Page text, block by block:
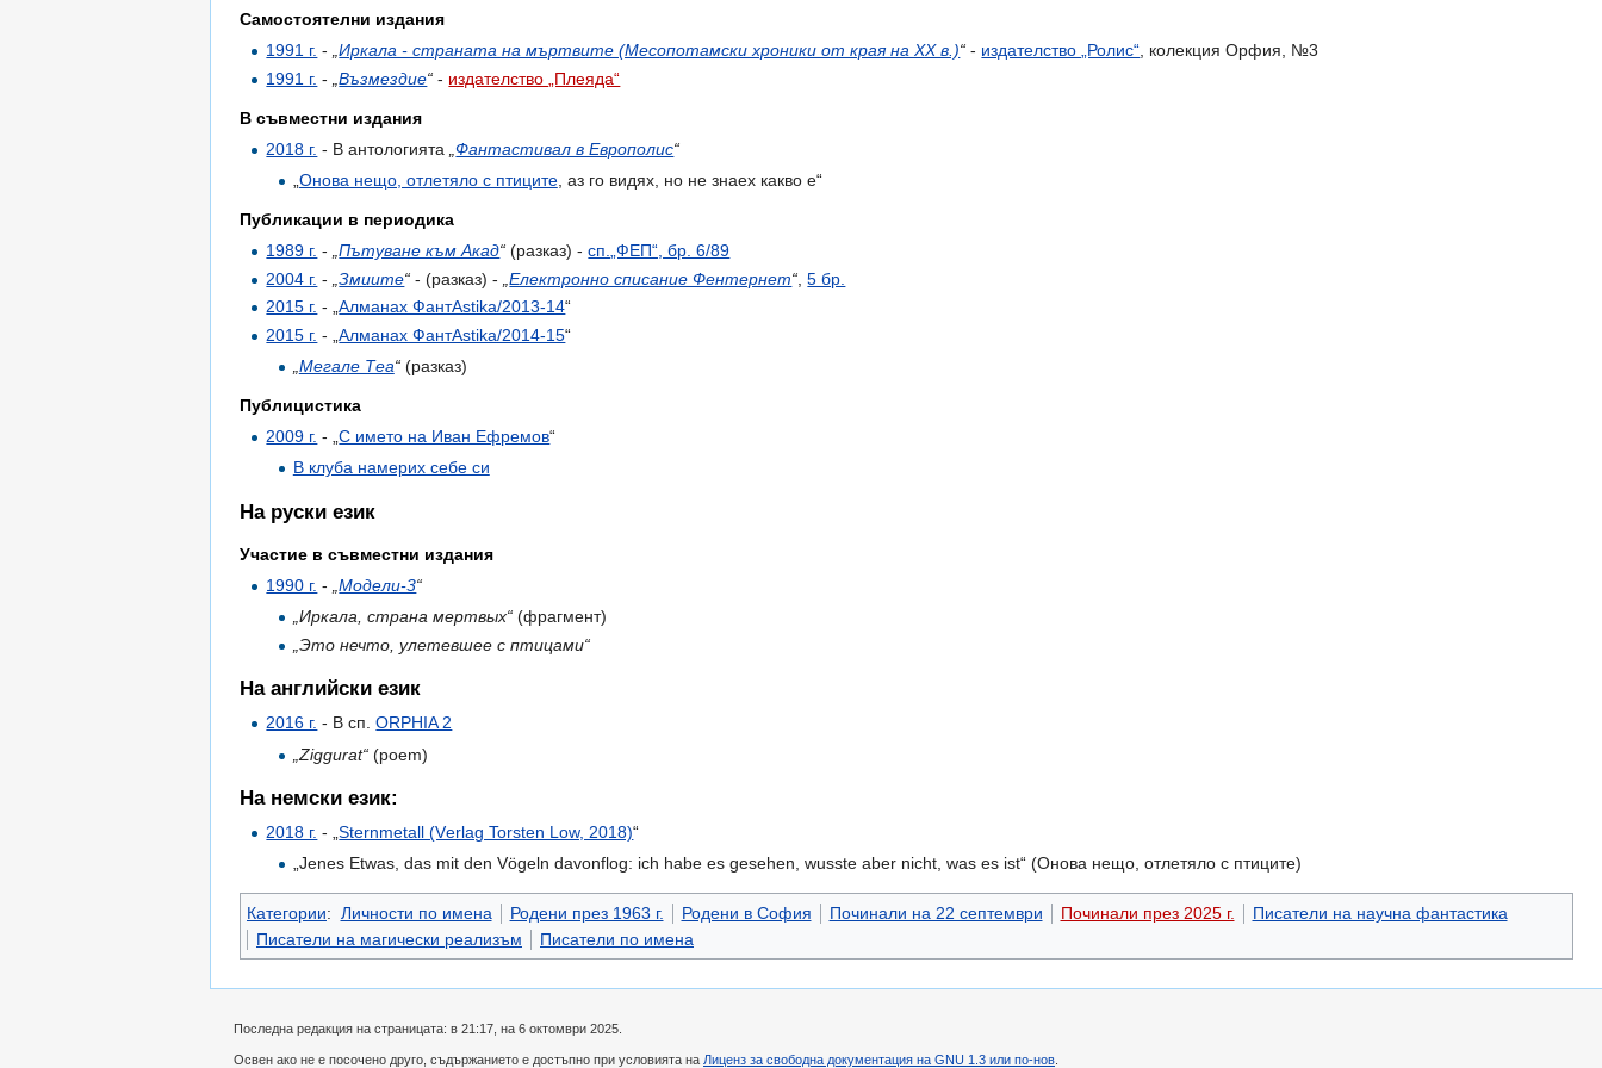
Самостоятелни издания
1991 г. - „Иркала - страната на мъртвите (Месопотамски хроники от края на ХХ в.)“ - издателство „Ролис“ , колекция Орфия, №3
1991 г. - „Възмездие“ - издателство „Плеяда“
В съвместни издания
2018 г. - В антологията „Фантастивал в Европолис“
Онова нещо, отлетяло с птиците, аз го видях, но не знаех какво е“
Публикации в периодика
1989 г. -„Пътуване към Акад“ (разказ) -сп.„ФЕП“, бр. 6/89
2004 г. - „Змиите“ - (разказ) - „Електронно списание Фентернет“ ,5 бр.
2015 г. - „Алманах ФантАstika/2013-14“
2015 г. - „Алманах ФантАstika/2014-15“
Мегале Теа“(разказ)
Публицистика
2009 г. - „С името на Иван Ефремов“
В клуба намерих себе си
На руски език
Участие в съвместни издания
1990 г. - „Модели-3“
„Иркала, страна мертвых“(фрагмент)
„Это нечто, улетевшее с птицами“
На английски език
2016 г. - В сп.ORPHIA 2
„Ziggurat“(poem)
На немски език:
2018 г. - „Sternmetall (Vеrlag Torsten Low, 2018)“
„Jenes Etwas, das mit den Vögeln davonflog: ich habe es gesehen, wusste aber nicht, was es ist“ (Онова нещо, отлетяло с птиците)
Категории: Личности по имена Родени през 1963 г. Родени в София Починали на 22 септември Починали през 2025 г.
Писатели на научна фантастика
Писатели на магически реализъм
Писатели по имена
Последна редакция на страницата: в 21:17, на 6 октомври 2025.
Освен ако не е посочено друго, съдържанието е достъпно при условията на Лиценз за свободна документация на GNU 1.3 или по-нов